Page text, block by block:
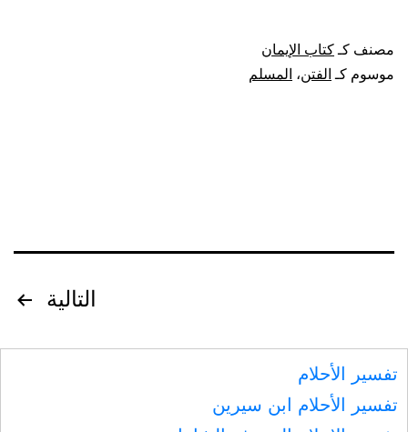
مصنف كـ كتاب الإيمان
موسوم كـ الفتن، المسلم
المقالات
التالية
تفسير الأحلام
تفسير الأحلام ابن سيرين